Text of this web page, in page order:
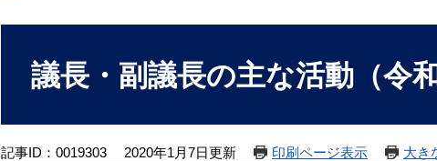
カ
タ
議長・副議長の主な活動（令
記事ID：0019303 2020年1月7日更新 印刷ページ表示 大き